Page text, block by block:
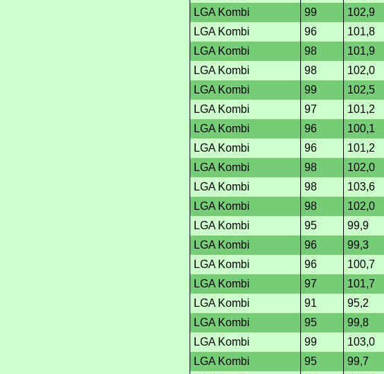
LGA Kombi
99 102,9
LGA Kombi
96 101,8
LGA Kombi
98 101,9
LGA Kombi
98 102,0
LGA Kombi
99 102,5
LGA Kombi
97 101,2
LGA Kombi
96 100,1
LGA Kombi
96 101,2
LGA Kombi
98 102,0
LGA Kombi
98 103,6
LGA Kombi
98 102,0
LGA Kombi
95 99,9
LGA Kombi
96 99,3
LGA Kombi
96 100,7
LGA Kombi
97 101,7
LGA Kombi
91 95,2
LGA Kombi
95 99,8
LGA Kombi
99 103,0
LGA Kombi
95 99,7